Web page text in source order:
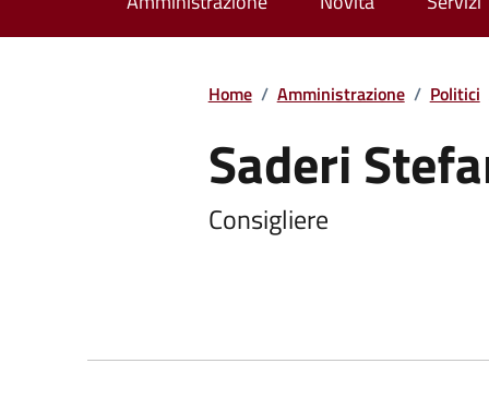
Home / Amministrazione / Politici
Saderi
Consigliere